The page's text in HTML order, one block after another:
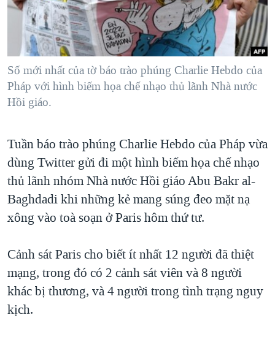
"Tìm"NGƯỜI VIỆT HẢI NGOẠI
ĐỜI SỐNG
KINH TẾ
SỨC KHOẺ
THỂ THAO
GIÁO DỤC
TẠI
HÀNH TRÌNH BẦU CỬ 2024
MỘT NĂM CHIẾN TRANH TẠI DẢI GAZA
GIẢI MÃ VÀNH ĐAI & CON ĐƯỜNG
NGÀY TỊ NẠN THẾ GIỚI
CHI PHÍ CHIẾN TRANH AFGHANISTAN
CÁC GIÁ TRỊ CỘNG HÒA Ở VIỆT NAM
THƯỢNG ĐỈNH TRUMP-KIM TẠI VIỆT NAM
TRỊNH VĨNH BÌNH VS. CHÍNH PHỦ VIỆT NAM
BÊN KIA QUỐC LỘ: TIẾNG VỌNG TỪ NÔNG THÔN MỸ
QUAN HỆ VIỆT MỸ
VIDEO
NGHE
MẠNG XÃ HỘI
Số mới nhất của tờ báo trào phúng Charlie Hebdo của
Pháp với hình biếm họa chế nhạo thủ lãnh Nhà nước
Hồi giáo.
Tuần báo trào phúng Charlie Hebdo của Pháp vừa
dùng Twitter gửi đi một hình biếm họa chế nhạo
thủ lãnh nhóm Nhà nước Hồi giáo Abu Bakr al-
Baghdadi khi những kẻ mang súng đeo mặt nạ
xông vào toà soạn ở Paris hôm thứ tư.
Cảnh sát Paris cho biết ít nhất 12 người đã thiệt
mạng, trong đó có 2 cảnh sát viên và 8 người
khác bị thương, và 4 người trong tình trạng nguy
kịch.